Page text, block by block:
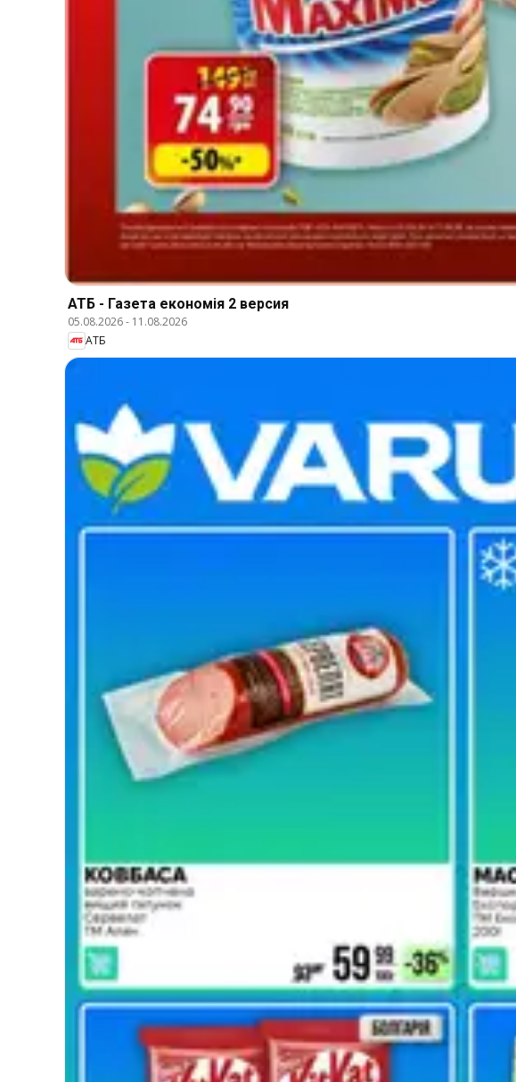
АТБ - Газета економія 2 версия
05.08.2026- 11.08.2026
АТБ